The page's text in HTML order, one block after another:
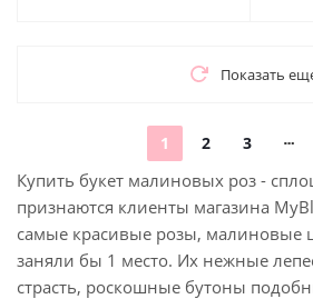
Показать
1 2 3
Купить букет малиновых роз -
признаются клиенты магазина
самые красивые розы, малиновые
заняли бы 1 место. Их нежные
страсть, роскошные бутоны